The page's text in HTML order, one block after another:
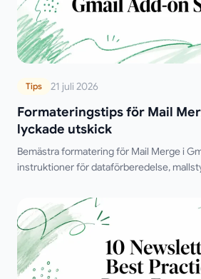
Tips 21 juli 2026
Formateringstips för Mail
lyckade utskick
Bemästra formatering för Mail Merge i
instruktioner för dataförberedelse,